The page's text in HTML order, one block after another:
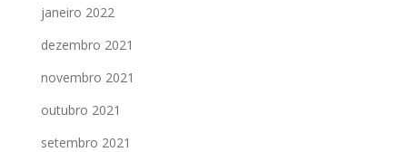
janeiro 2022
dezembro 2021
novembro 2021
outubro 2021
setembro 2021